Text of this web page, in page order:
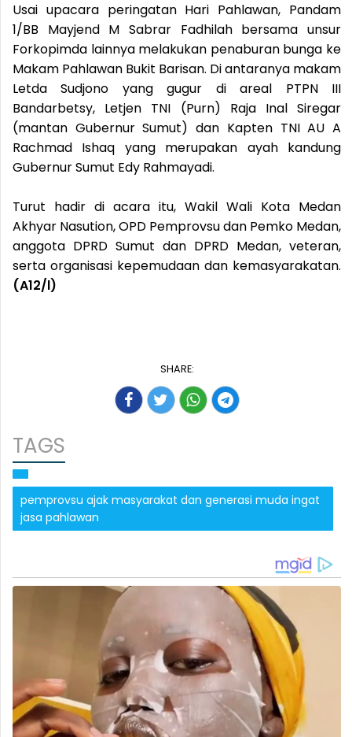
Usai upacara peringatan Hari Pahlawan, Pandam
1/BB Mayjend M Sabrar Fadhilah bersama unsur
Forkopimda lainnya melakukan penaburan bunga ke
Makam Pahlawan Bukit Barisan. Di antaranya makam
Letda Sudjono yang gugur di areal PTPN III
Bandarbetsy, Letjen TNI (Purn) Raja Inal Siregar
(mantan Gubernur Sumut) dan Kapten TNI AU A
Rachmad Ishaq yang merupakan ayah kandung
Gubernur Sumut Edy Rahmayadi.
Turut hadir di acara itu, Wakil Wali Kota Medan
Akhyar Nasution, OPD Pemprovsu dan Pemko Medan,
anggota DPRD Sumut dan DPRD Medan, veteran,
serta organisasi kepemudaan dan kemasyarakatan.
(A12/l)
SHARE:
TAGS
pemprovsu ajak masyarakat dan generasi muda ingat
jasa pahlawan